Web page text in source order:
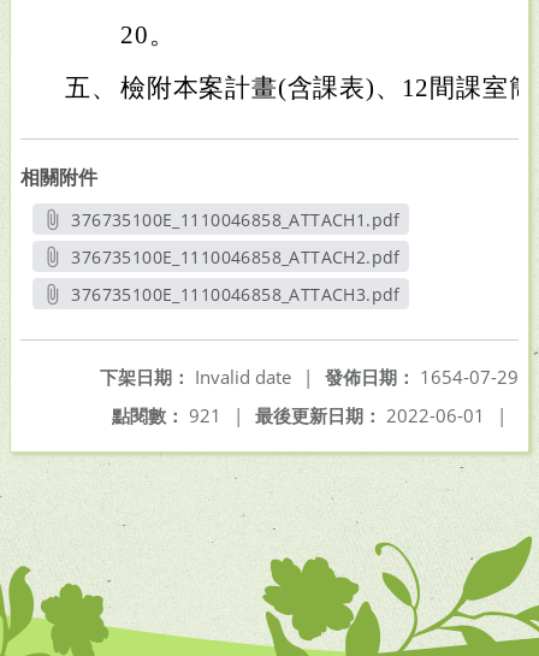
20。
五、 檢附本案計畫(含課表)、12間課室
相關附件
376735100E_1110046858_ATTACH1.pdf
另開新視窗
376735100E_1110046858_ATTACH2.pdf
另開新視窗
376735100E_1110046858_ATTACH3.pdf
發佈日期： 1654-07-29
下架日期： Invalid date
|
最後更新日期： 2022-06-01 |
點閱數： 921 |